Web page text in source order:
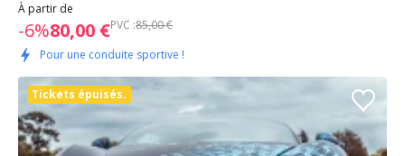
À partir de
-6%80,00 €PVC :85,00 €
Pour une conduite sportive !
Tickets épuisés.